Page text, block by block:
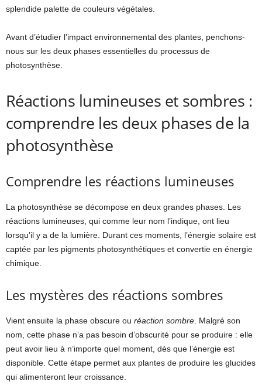
splendide palette de couleurs végétales.
Avant d’étudier l’impact environnemental des plantes, penchons-
nous sur les deux phases essentielles du processus de
photosynthèse.
Réactions lumineuses et sombres :
comprendre les deux phases de la
photosynthèse
Comprendre les réactions lumineuses
La photosynthèse se décompose en deux grandes phases. Les
réactions lumineuses, qui comme leur nom l’indique, ont lieu
lorsqu’il y a de la lumière. Durant ces moments, l’énergie solaire est
captée par les pigments photosynthétiques et convertie en énergie
chimique.
Les mystères des réactions sombres
Vient ensuite la phase obscure ou réaction sombre . Malgré son
nom, cette phase n’a pas besoin d’obscurité pour se produire : elle
peut avoir lieu à n’importe quel moment, dès que l’énergie est
disponible. Cette étape permet aux plantes de produire les glucides
qui alimenteront leur croissance.